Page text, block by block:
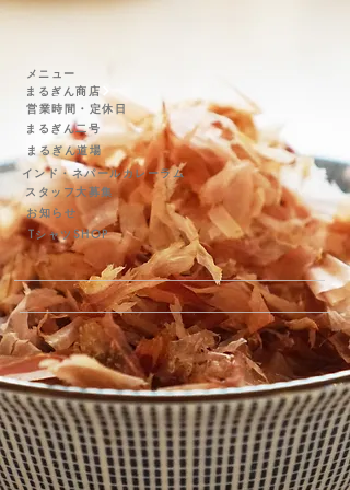
メニュー
まるぎん商店
営業時間・定休日
まるぎん二号
まるぎん道場
インド・ネパールカレーラム
スタッフ大募集
お知らせ
TシャツSHOP